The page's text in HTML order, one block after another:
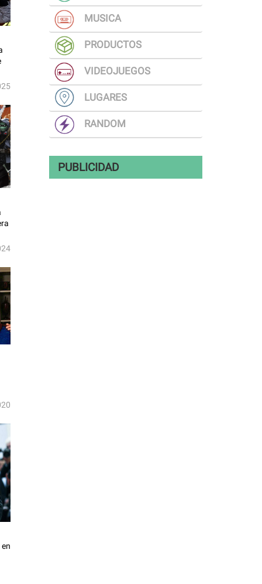
MUSICA
PRODUCTOS
VIDEOJUEGOS
LUGARES
RANDOM
PUBLICIDAD